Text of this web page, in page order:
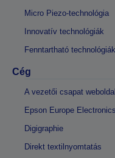
Micro Piezo-technológia
Innovatív technológiák
Fenntartható technológiák
Cég
A vezetői csapat
Epson Europe Electronics
Digigraphie
Direkt textilnyomtatás